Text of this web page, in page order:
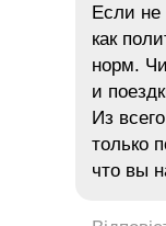
Если не
как
норм.
и
Из
только
что вы